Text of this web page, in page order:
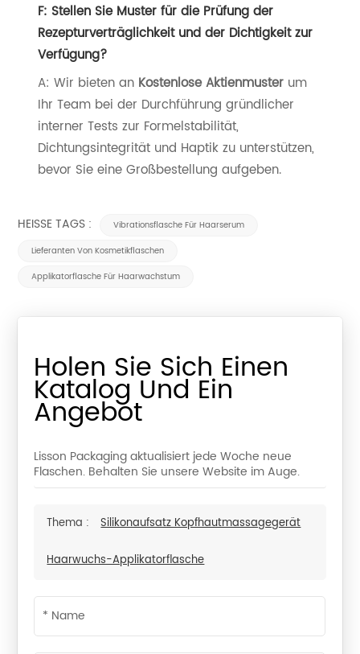
F: Stellen Sie Muster für die Prüfung der
Rezepturverträglichkeit und der Dichtigkeit zur
Verfügung?
A: Wir bieten an Kostenlose Aktienmuster um
Ihr Team bei der Durchführung gründlicher
interner Tests zur Formelstabilität,
Dichtungsintegrität und Haptik zu unterstützen,
bevor Sie eine Großbestellung aufgeben.
HEISSE TAGS :
Vibrationsflasche Für Haarserum
Lieferanten Von Kosmetikflaschen
Applikatorflasche Für Haarwachstum
Holen Sie Sich Einen
Katalog Und Ein
Angebot
Lisson Packaging aktualisiert jede Woche neue
Flaschen. Behalten Sie unsere Website im Auge.
Thema : Silikonaufsatz Kopfhautmassagegerät
Haarwuchs-Applikatorflasche